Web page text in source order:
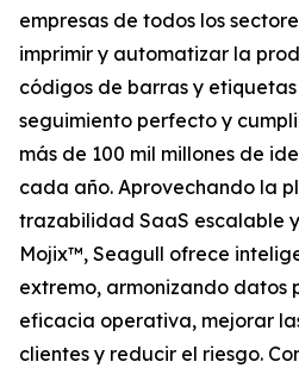
empresas de todos los
imprimir y automatizar la
códigos de barras y
seguimiento perfecto y
más de 100 mil millones de
cada año. Aprovechando la
trazabilidad SaaS escalable
Mojix™, Seagull ofrece
extremo, armonizando datos
eficacia operativa, mejorar
clientes y reducir el riesgo.